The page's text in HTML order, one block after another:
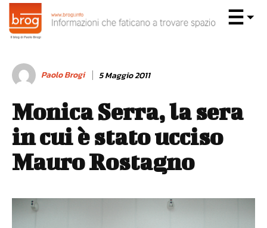
Paolo Brogi 5 Maggio 2011
Monica Serra, la sera
in cui è stato ucciso
Mauro Rostagno